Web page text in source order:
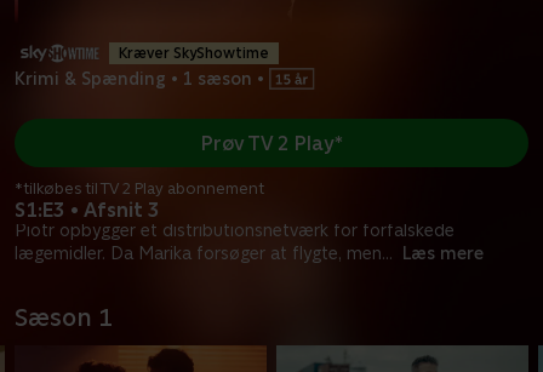
Kræver SkyShowtime
Krimi & Spænding • 1 sæson •
S1:E3 • Afsnit 3
Piotr opbygger et distributionsnetværk for forfalskede
lægemidler. Da Marika forsøger at flygte, men... Læs mere
Prøv TV 2 Play*
*tilkøbes til TV 2 Play abonnement
Sæson 1